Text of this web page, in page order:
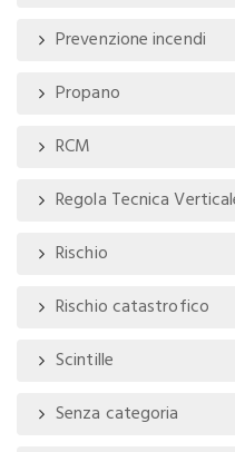
Prevenzione incendi
Propano
RCM
Regola Tecnica
Rischio
Rischio catastrofico
Scintille
Senza categoria